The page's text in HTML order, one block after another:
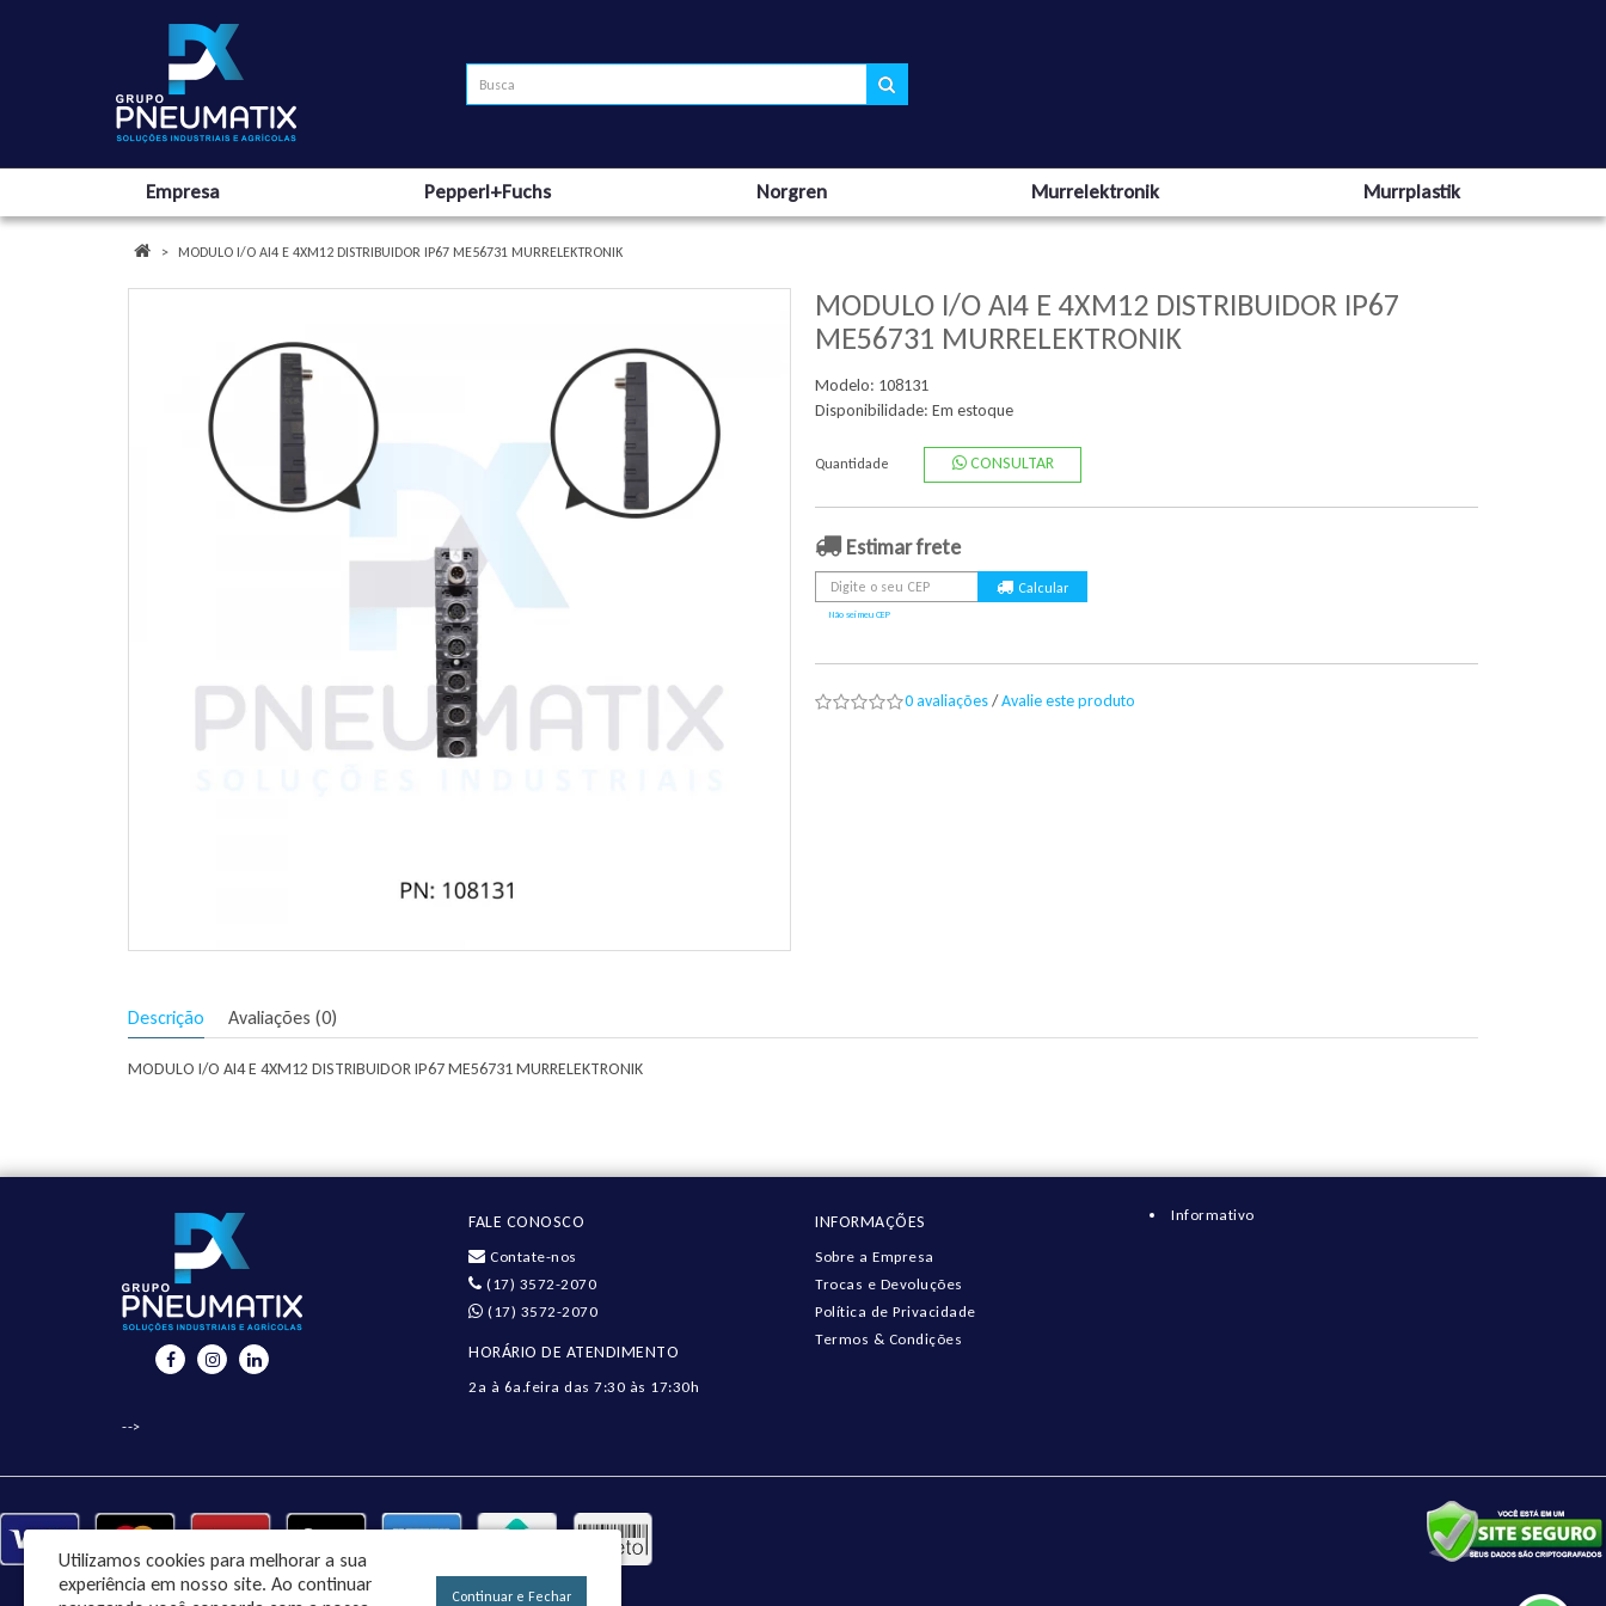
Empresa Pepperl+Fuchs Norgren Murrelektronik Murrplastik
MODULO I/O AI4 E 4XM12 DISTRIBUIDOR IP67 ME56731 MURRELEKTRONIK
MODULO I/O AI4 E 4XM12 DISTRIBUIDOR IP67
ME56731 MURRELEKTRONIK
Modelo: 108131
Disponibilidade: Em estoque
Quantidade CONSULTAR
Estimar frete
Não sei meu CEP
0 avaliações/Avalie este produto
Descrição Avaliações (0)
MODULO I/O AI4 E 4XM12 DISTRIBUIDOR IP67 ME56731 MURRELEKTRONIK
FALE CONOSCO
Contate-nos
(17) 3572-2070
(17) 3572-2070
HORÁRIO DE ATENDIMENTO
2a à 6a.feira das 7:30 às 17:30h
INFORMAÇÕES
Sobre a Empresa
Trocas e Devoluções
Política de Privacidade
Termos & Condições
Informativo
-->
Utilizamos cookies para melhorar a sua
experiência em nosso site. Ao continuar
Continuar e Fechar